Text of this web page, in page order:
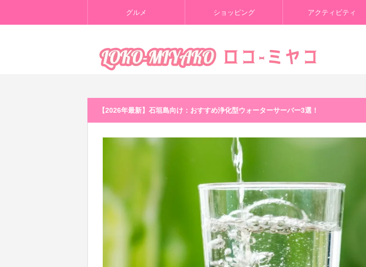
グルメ ショッピング アクティビティ
【2026年最新】石垣島向け：おすすめ浄化型ウォーターサーバー3選！